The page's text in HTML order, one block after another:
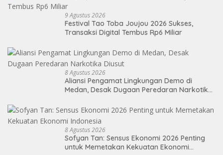
9 Agustus 2026
Festival Tao Toba Joujou 2026 Sukses,
Transaksi Digital Tembus Rp6 Miliar
8 Agustus 2026
Aliansi Pengamat Lingkungan Demo di
Medan, Desak Dugaan Peredaran Narkotika
8 Agustus 2026
Sofyan Tan: Sensus Ekonomi 2026 Penting
untuk Memetakan Kekuatan Ekonomi